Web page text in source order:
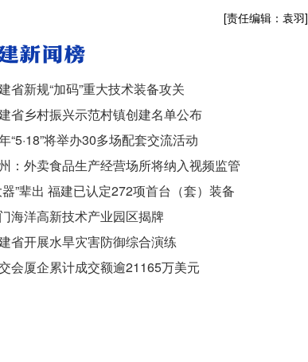
[责任编辑：袁羽]
省新规“加码”重大技术装备攻关
省乡村振兴示范村镇创建名单公布
“5·18”将举办30多场配套交流活动
：外卖食品生产经营场所将纳入视频监管
器”辈出 福建已认定272项首台（套）装备
海洋高新技术产业园区揭牌
省开展水旱灾害防御综合演练
会厦企累计成交额逾21165万美元